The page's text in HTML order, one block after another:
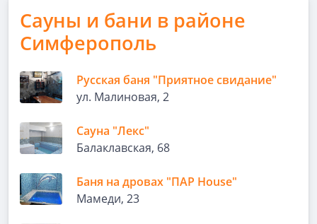
Сауны и бани в районе
Симферополь
Русская баня "Приятное свидание"
ул. Малиновая, 2
Сауна "Лекс"
Балаклавская, 68
Баня на дровах "ПАР House"
Мамеди, 23